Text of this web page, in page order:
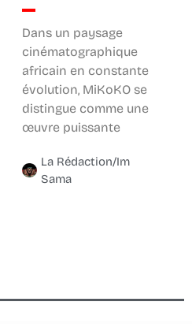
Dans un paysage
cinématographique
africain en constante
évolution, MiKoKO se
distingue comme une
œuvre puissante
La Rédaction/Im
Sama